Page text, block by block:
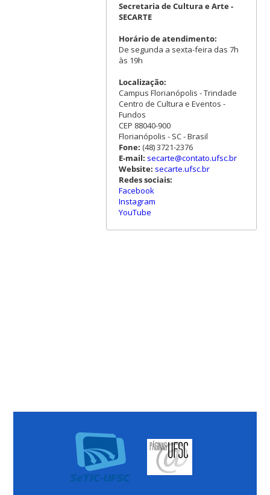
Secretaria de Cultura e Arte -
SECARTE
Horário de atendimento:
De segunda a sexta-feira das 7h
às 19h
Localização:
Campus Florianópolis - Trindade
Centro de Cultura e Eventos -
Fundos
CEP 88040-900
Florianópolis - SC - Brasil
Fone: (48) 3721-2376
E-mail: secarte@contato.ufsc.br
Website: secarte.ufsc.br
Redes sociais:
Facebook
Instagram
YouTube